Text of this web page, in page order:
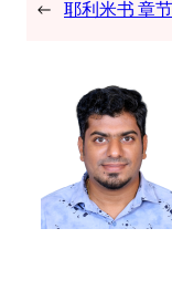
← 耶利米书 章